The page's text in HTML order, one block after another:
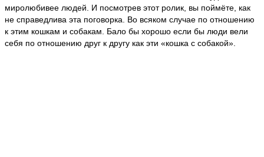
миролюбивее людей. И посмотрев этот ролик, вы поймёте, как
не справедлива эта поговорка. Во всяком случае по отношению
к этим кошкам и собакам. Бало бы хорошо если бы люди вели
себя по отношению друг к другу как эти «кошка с собакой».